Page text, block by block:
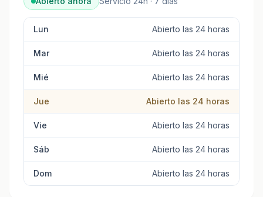
Lun Abierto las 24 horas
Mar Abierto las 24 horas
Mié Abierto las 24 horas
Jue Abierto las 24 horas
Vie Abierto las 24 horas
Sáb Abierto las 24 horas
Dom Abierto las 24 horas